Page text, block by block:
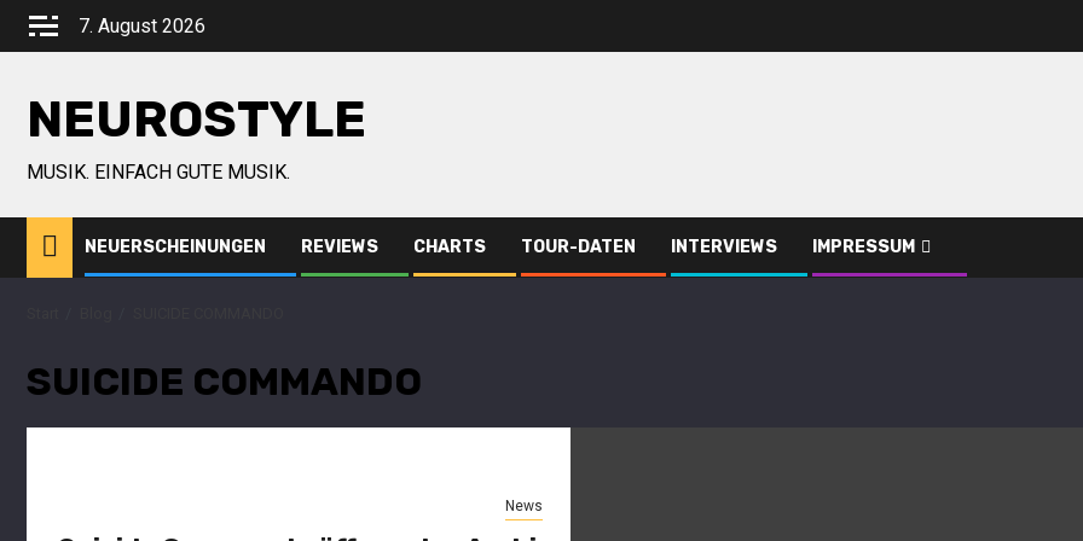
7. August 2026
NEUROSTYLE
MUSIK. EINFACH GUTE MUSIK.
NEUERSCHEINUNGEN REVIEWS CHARTS TOUR-DATEN INTERVIEWS IMPRESSUM
SUICIDE COMMANDO
News